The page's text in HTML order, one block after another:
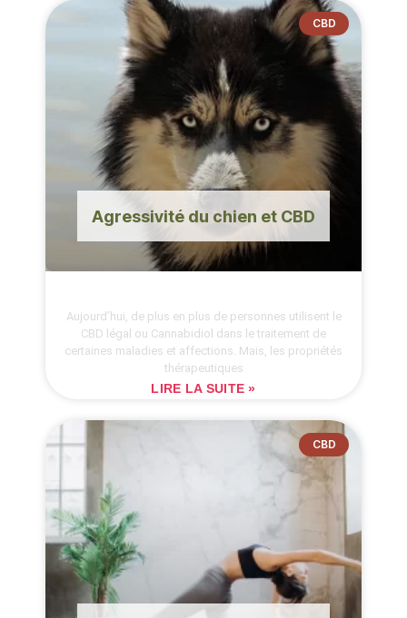
CBD
Agressivité du chien et CBD
Aujourd’hui, de plus en plus de personnes utilisent le
CBD légal ou Cannabidiol dans le traitement de
certaines maladies et affections. Mais, les propriétés
thérapeutiques
LIRE LA SUITE »
CBD